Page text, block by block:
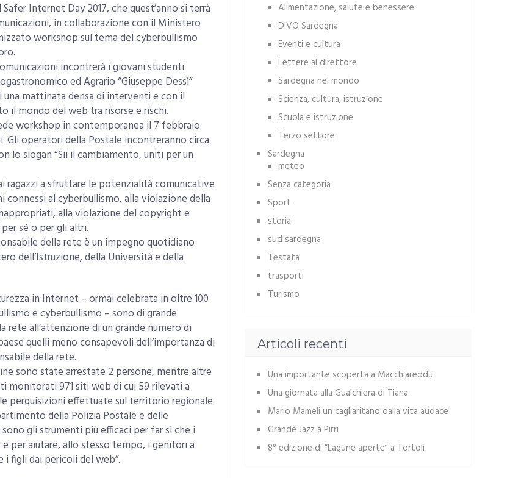
Internet Day 2017, che quest’anno si terrà
in collaborazione con il Ministero
workshop sul tema del cyberbullismo
incontrerà i giovani studenti
ed Agrario “Giuseppe Dessì”
una mattinata densa di interventi e con il
il mondo del web tra risorse e rischi.
workshop in contemporanea il 7 febbraio
Gli operatori della Postale incontreranno circa
lo slogan “Sii il cambiamento, uniti per un
a sfruttare le potenzialità comunicative
al cyberbullismo, alla violazione della
alla violazione del copyright e
sé o per gli altri.
della rete è un impegno quotidiano
dell’Istruzione, della Università e della
in Internet – ormai celebrata in oltre 100
e cyberbullismo – sono di grande
rete all’attenzione di un grande numero di
quelli meno consapevoli dell’importanza di
della rete.
sono state arrestate 2 persone, mentre altre
monitorati 971 siti web di cui 59 rilevati a
perquisizioni effettuate sul territorio regionale
della Polizia Postale e delle
gli strumenti più efficaci per far sì che i
per aiutare, allo stesso tempo, i genitori a
figli dai pericoli del web”.
Alimentazione, salute e benessere
DIVO Sardegna
Eventi e cultura
Lettere al direttore
Sardegna nel mondo
Scienza, cultura, istruzione
Scuola e istruzione
Terzo settore
Sardegna
meteo
Senza categoria
Sport
storia
sud sardegna
Testata
trasporti
Turismo
Articoli recenti
Una importante scoperta a Macchiareddu
Una giornata alla Gualchiera di Tiana
Mario Mameli un cagliaritano dalla vita audace
Grande Jazz a Pirri
8° edizione di “Lagune aperte” a Tortolì